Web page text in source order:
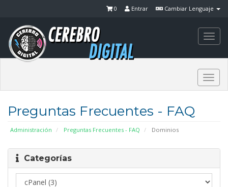
Cambiar Lenguaje
Entrar
0
Preguntas Frecuentes - FAQ
Administración Preguntas Frecuentes - FAQ Dominios
Categorías